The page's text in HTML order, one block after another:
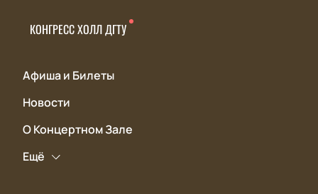
КОНГРЕСС ХОЛЛ ДГТУ
Афиша и Билеты
Новости
О Концертном Зале
Ещё